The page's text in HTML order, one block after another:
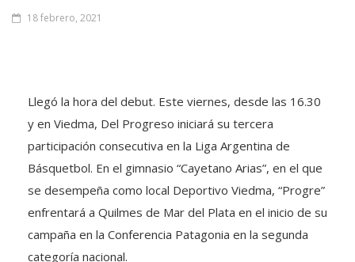
18 febrero, 2021
Llegó la hora del debut. Este viernes, desde las 16.30
y en Viedma, Del Progreso iniciará su tercera
participación consecutiva en la Liga Argentina de
Básquetbol. En el gimnasio “Cayetano Arias”, en el que
se desempeña como local Deportivo Viedma, “Progre”
enfrentará a Quilmes de Mar del Plata en el inicio de su
campaña en la Conferencia Patagonia en la segunda
categoría nacional.